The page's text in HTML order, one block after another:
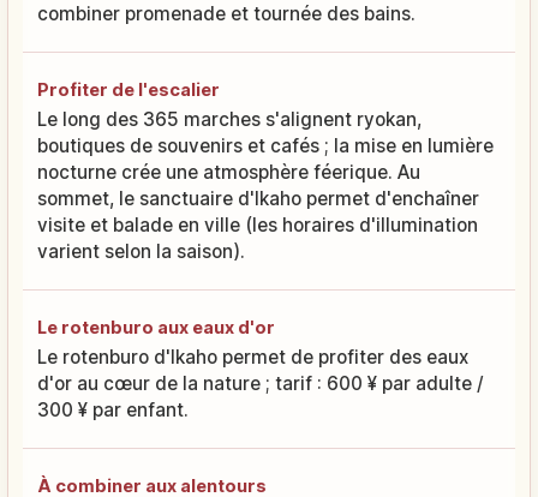
combiner promenade et tournée des bains.
Profiter de l'escalier
Le long des 365 marches s'alignent ryokan,
boutiques de souvenirs et cafés ; la mise en lumière
nocturne crée une atmosphère féerique. Au
sommet, le sanctuaire d'Ikaho permet d'enchaîner
visite et balade en ville (les horaires d'illumination
varient selon la saison).
Le rotenburo aux eaux d'or
Le rotenburo d'Ikaho permet de profiter des eaux
d'or au cœur de la nature ; tarif : 600 ¥ par adulte /
300 ¥ par enfant.
À combiner aux alentours